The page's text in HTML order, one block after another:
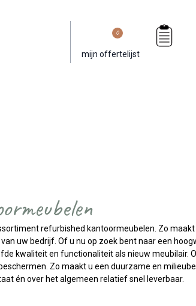
mijn offertelijst
0
refurbished kantoormeubelen. Zo maakt
uw bedrijf. Of u nu op zoek bent naar een
kwaliteit en functionaliteit als nieuw meubilair.
Zo maakt u een duurzame en
én over het algemeen relatief snel leverbaar.